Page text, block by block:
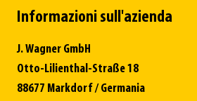
Informazioni sull'azienda
J. Wagner GmbH
Otto-Lilienthal-Straße 18
88677 Markdorf / Germania